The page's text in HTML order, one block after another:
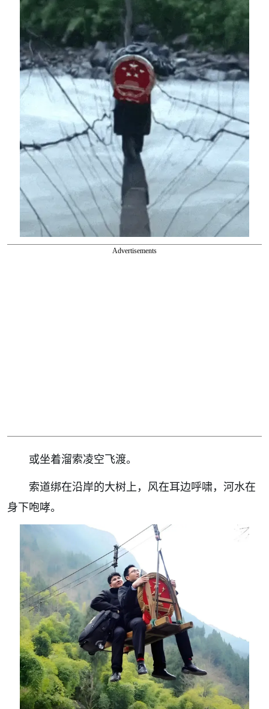
Advertisements
或坐着溜索凌空飞渡。
索道绑在沿岸的大树上，风在耳边呼啸，河水在
身下咆哮。